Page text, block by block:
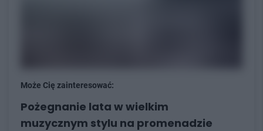
Może Cię zainteresować:
Pożegnanie lata w wielkim
muzycznym stylu na promenadzie